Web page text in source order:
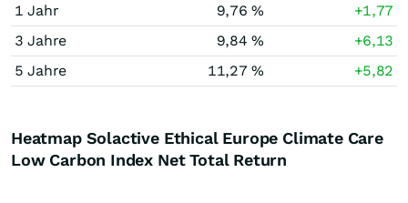
1 Jahr 9,76 %
+1,77
3 Jahre
9,84 %
+6,13
5 Jahre
11,27 % +5,82
Heatmap Solactive Ethical Europe Climate Care
Low Carbon Index Net Total Return